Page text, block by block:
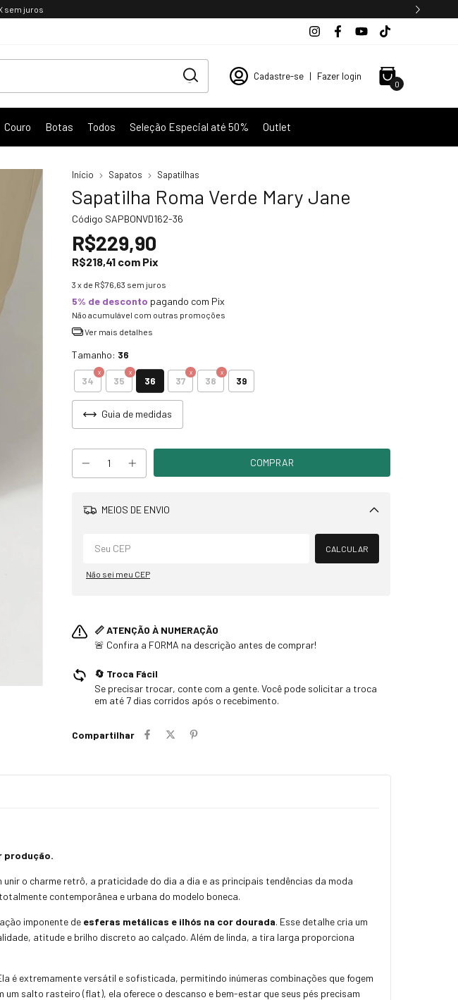
sem juros
Cadastre-se | Fazer login
0
Couro Botas Todos Seleção Especial até 50% Outlet
Início Sapatos Sapatilhas
Sapatilha Roma Verde Mary Jane
Código SAPBONVD162-36
R$229,90
R$218,41 com Pix
3 x de R$76,63 sem juros
5% de desconto pagando com Pix
Não acumulável com outras promoções
Ver mais detalhes
Tamanho: 36
34 35 36 37 38 39
Guia de medidas
MEIOS DE ENVIO
Alterar CEP
CALCULAR
Não sei meu CEP
📏 ATENÇÃO À NUMERAÇÃO
🚨 Confira a FORMA na descrição antes de comprar!
🔄 Troca Fácil
Se precisar trocar, conte com a gente. Você pode solicitar a troca
em até 7 dias corridos após o recebimento.
Compartilhar
produção.
unir o charme retrô, a praticidade do dia a dia e as principais tendências da moda
contemporânea e urbana do modelo boneca.
imponente de esferas metálicas e ilhós na cor dourada. Esse detalhe cria um
atitude e brilho discreto ao calçado. Além de linda, a tira larga proporciona
é extremamente versátil e sofisticada, permitindo inúmeras combinações que fogem
salto rasteiro (flat), ela oferece o descanso e bem-estar que seus pés precisam